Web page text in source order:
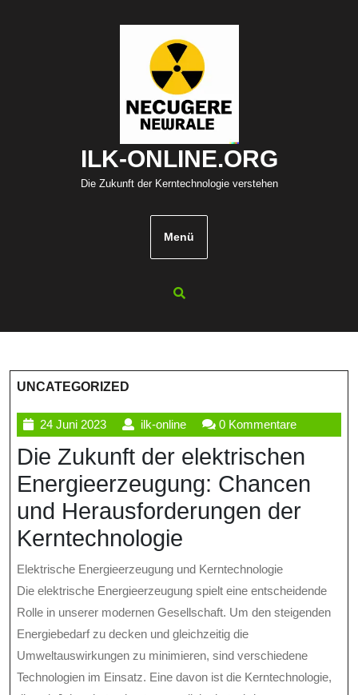
ILK-ONLINE.ORG
Die Zukunft der Kerntechnologie verstehen
Menü
UNCATEGORIZED
24 Juni 202324
Juni
2023
ilk-onlineilk-
online
0 Kommentare
Die Zukunft der elektrischen
Energieerzeugung: Chancen
und Herausforderungen der
Kerntechnologie
Elektrische Energieerzeugung und Kerntechnologie
Die elektrische Energieerzeugung spielt eine entscheidende
Rolle in unserer modernen Gesellschaft. Um den steigenden
Energiebedarf zu decken und gleichzeitig die
Umweltauswirkungen zu minimieren, sind verschiedene
Technologien im Einsatz. Eine davon ist die Kerntechnologie,